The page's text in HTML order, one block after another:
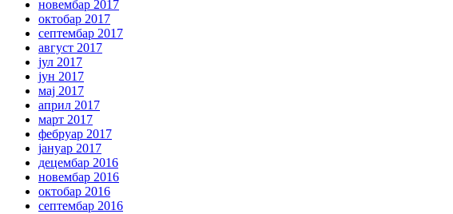
новембар 2017
октобар 2017
септембар 2017
август 2017
јул 2017
јун 2017
мај 2017
април 2017
март 2017
фебруар 2017
јануар 2017
децембар 2016
новембар 2016
октобар 2016
септембар 2016